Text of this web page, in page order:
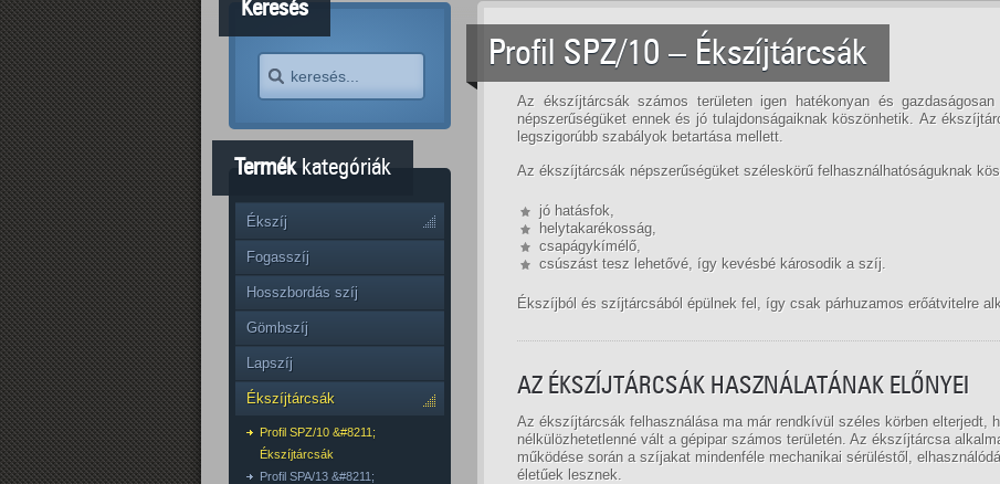
Profil SPZ/10 – Ékszíjtárcsák
Az ékszíjtárcsák számos területen igen hatékonyan és
népszerűségüket ennek és jó tulajdonságaiknak köszönhetik. Az
legszigorúbb szabályok betartása mellett.
Az ékszíjtárcsák népszerűségüket széleskörű felhasználhatóságuknak
jó hatásfok,
helytakarékosság,
csapágykímélő,
csúszást tesz lehetővé, így kevésbé károsodik a szíj.
Ékszíjból és szíjtárcsából épülnek fel, így csak párhuzamos erőátvitelre
AZ ÉKSZÍJTÁRCSÁK HASZNÁLATÁNAK ELŐNYEI
Az ékszíjtárcsák felhasználása ma már rendkívül széles körben elterjedt,
nélkülözhetetlenné vált a gépipar számos területén. Az ékszíjtárcsa
működése során a szíjakat mindenféle mechanikai sérüléstől,
életűek lesznek.
Keresés
Termékkategóriák
Ékszíj
Fogasszíj
Hosszbordás szíj
Gömbszíj
Lapszíj
Ékszíjtárcsák
Profil SPZ/10 &#8211;
Ékszíjtárcsák
Profil SPA/13 &#8211;